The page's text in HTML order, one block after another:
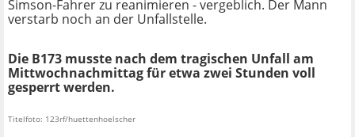
Simson-Fahrer zu reanimieren - vergeblich. Der Mann
verstarb noch an der Unfallstelle.
Die B173 musste nach dem tragischen Unfall am
Mittwochnachmittag für etwa zwei Stunden voll
gesperrt werden.
Titelfoto: 123rf/huettenhoelscher